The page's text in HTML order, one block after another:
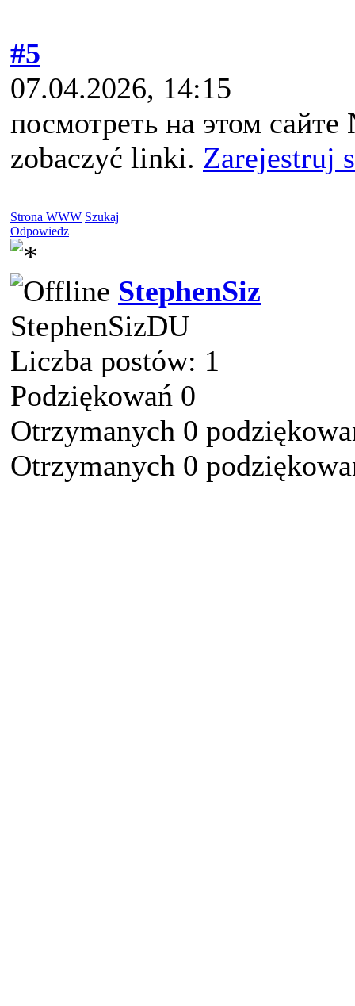
#5
07.04.2026, 14:15
посмотреть на этом
zobaczyć linki. Zarejestruj
Strona WWW Szukaj
Odpowiedz
StephenSiz
StephenSizDU
Liczba postów: 1
Podziękowań 0
Otrzymanych 0
Otrzymanych 0